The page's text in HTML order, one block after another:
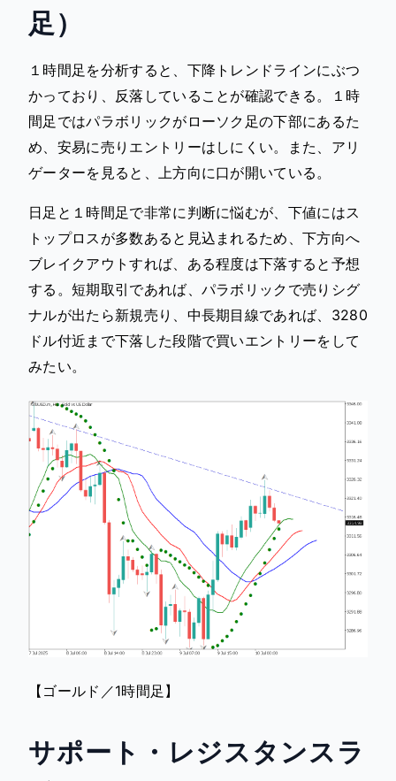
足）
１時間足を分析すると、下降トレンドラインにぶつ
かっており、反落していることが確認できる。１時
間足ではパラボリックがローソク足の下部にあるた
め、安易に売りエントリーはしにくい。また、アリ
ゲーターを見ると、上方向に口が開いている。
日足と１時間足で非常に判断に悩むが、下値にはス
トップロスが多数あると見込まれるため、下方向へ
ブレイクアウトすれば、ある程度は下落すると予想
する。短期取引であれば、パラボリックで売りシグ
ナルが出たら新規売り、中長期目線であれば、3280
ドル付近まで下落した段階で買いエントリーをして
みたい。
【ゴールド／1時間足】
サポート・レジスタンスラ